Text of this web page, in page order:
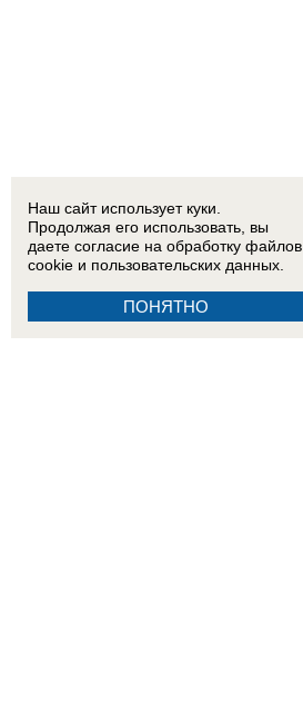
Наш сайт использует куки.
Продолжая его использовать, вы
даете согласие на обработку файлов
cookie и пользовательских данных.
ПОНЯТНО